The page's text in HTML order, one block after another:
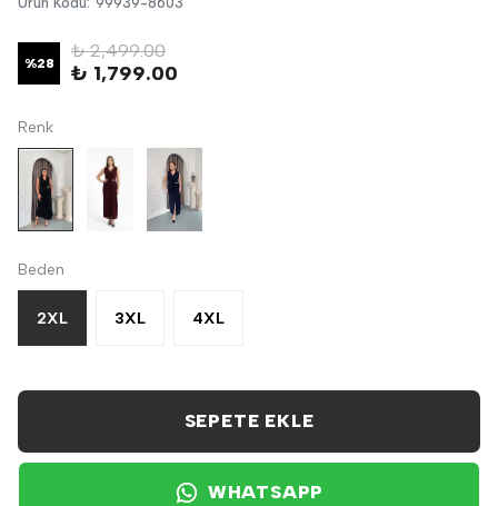
%28
₺ 2,499.00
₺ 1,799.00
Renk
Beden
2XL 3XL 4XL
SEPETE EKLE
WHATSAPP